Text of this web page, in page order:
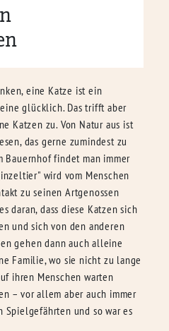
eine Katze ist ein
glücklich. Das trifft aber
Katzen zu. Von Natur aus ist
das gerne zumindest zu
Bauernhof findet man immer
wird vom Menschen
zu seinen Artgenossen
daran, dass diese Katzen sich
und sich von den anderen
gehen dann auch alleine
Familie, wo sie nicht zu lange
ihren Menschen warten
– vor allem aber auch immer
und so war es